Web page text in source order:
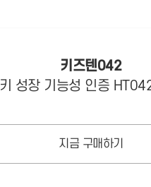
키즈텐042
키 성장 기능성 인증
지금 구매하기